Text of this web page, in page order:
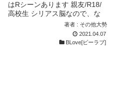
はRシーンあります 親友/R18/
高校生 シリアス脳なので、な
るべくシリアスにならないよう
に頑張ります。 エロくなる予
定がなぜか純愛のようになりま
著者 : その他大勢
2021.04.07
BLove[ビーラブ]